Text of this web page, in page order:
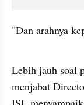
"Dan arahnya
Lebih jauh soal
menjabat